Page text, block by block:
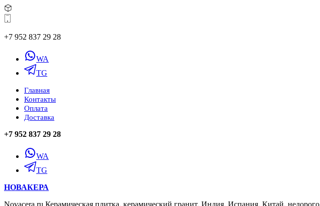
+7 952 837 29 28
WA
TG
Главная
Контакты
Оплата
Доставка
+7 952 837 29 28
WA
TG
НОВАКЕРА
Novacera.ru Керамическая плитка, керамический гранит, Индия, Испания, Китай, недорого